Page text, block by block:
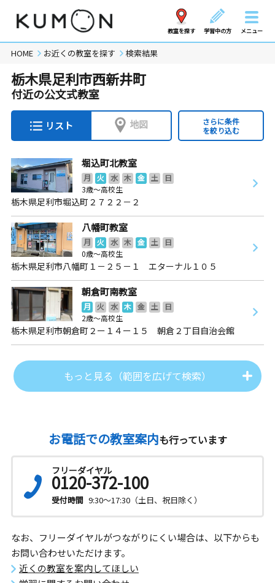
教室を探す 学習中の方 メニュー
HOME お近くの教室を探す 検索結果
栃木県足利市西新井町
付近の公文式教室
リスト 地図
さらに条件
を絞り込む
堀込町北教室
月 火 水 木 金 土
日
3歳～高校生
栃木県足利市堀込町２７２２－２
八幡町教室
月 火 水 木 金 土
日
0歳～高校生
栃木県足利市八幡町１－２５－１ エターナル１０５
朝倉町南教室
月 火 水 木 金 土
日
2歳～高校生
栃木県足利市朝倉町２ー１４ー１５ 朝倉２丁目自治会館
もっと見る（範囲を広げて検索）
お電話での教室案内も行っています
フリーダイヤル
0120-372-100
受付時間 9:30～17:30（土日、祝日除く）
なお、フリーダイヤルがつながりにくい場合は、以下からも
お問い合わせいただけます。
近くの教室を案内してほしい